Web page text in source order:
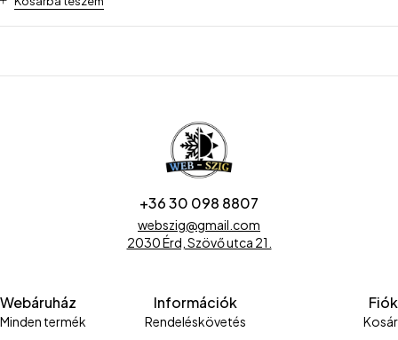
+36 30 098 8807
webszig@gmail.com
2030 Érd, Szövő utca 21.
Webáruház
Minden termék
Információk
Rendeléskövetés
Fiók
Kosár